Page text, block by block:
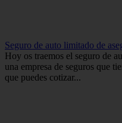
Seguro de auto limitado de
Hoy os traemos el seguro de
una empresa de seguros que
que puedes cotizar...